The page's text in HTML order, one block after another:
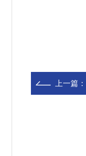
上一篇：